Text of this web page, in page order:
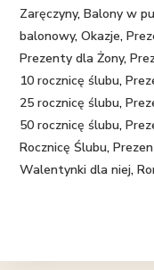
Zaręczyny,Balony w
balonowy,Okazje,
Prezenty dla Żony,
10 rocznicę ślubu,
25 rocznicę ślubu,
50 rocznicę ślubu,
Rocznicę Ślubu,
Walentynki dla niej,